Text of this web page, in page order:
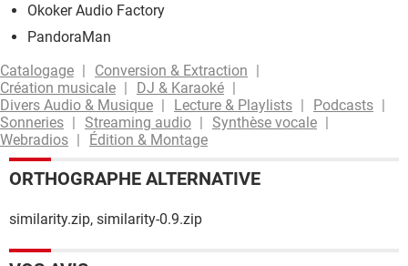
Okoker Audio Factory
PandoraMan
Catalogage
Conversion & Extraction
Création musicale
DJ & Karaoké
Divers Audio & Musique
Lecture & Playlists
Podcasts
Sonneries
Streaming audio
Synthèse vocale
Webradios
Édition & Montage
ORTHOGRAPHE ALTERNATIVE
similarity.zip, similarity-0.9.zip